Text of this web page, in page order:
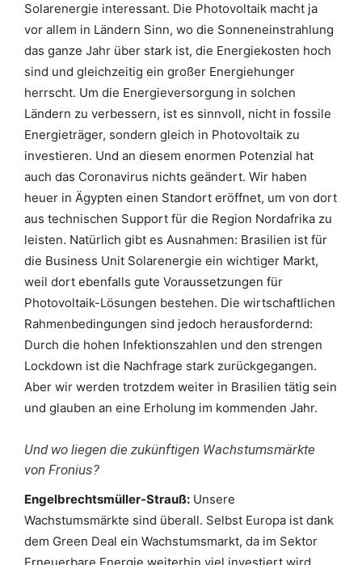
Solarenergie interessant. Die Photovoltaik macht ja
vor allem in Ländern Sinn, wo die Sonneneinstrahlung
das ganze Jahr über stark ist, die Energiekosten hoch
sind und gleichzeitig ein großer Energiehunger
herrscht. Um die Energieversorgung in solchen
Ländern zu verbessern, ist es sinnvoll, nicht in fossile
Energieträger, sondern gleich in Photovoltaik zu
investieren. Und an diesem enormen Potenzial hat
auch das Coronavirus nichts geändert. Wir haben
heuer in Ägypten einen Standort eröffnet, um von dort
aus technischen Support für die Region Nordafrika zu
leisten. Natürlich gibt es Ausnahmen: Brasilien ist für
die Business Unit Solarenergie ein wichtiger Markt,
weil dort ebenfalls gute Voraussetzungen für
Photovoltaik-Lösungen bestehen. Die wirtschaftlichen
Rahmenbedingungen sind jedoch herausfordernd:
Durch die hohen Infektionszahlen und den strengen
Lockdown ist die Nachfrage stark zurückgegangen.
Aber wir werden trotzdem weiter in Brasilien tätig sein
und glauben an eine Erholung im kommenden Jahr.
Und wo liegen die zukünftigen Wachstumsmärkte
von Fronius?
Engelbrechtsmüller-Strauß: Unsere
Wachstumsmärkte sind überall. Selbst Europa ist dank
dem Green Deal ein Wachstumsmarkt, da im Sektor